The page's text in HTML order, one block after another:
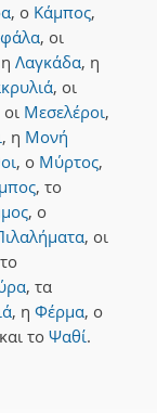
, ο Κάμπος,
, οι
η Λαγκάδα, η
, οι
οι Μεσελέροι,
, η Μονή
, ο Μύρτος,
, το
, ο
, οι
το
, τα
, η Φέρμα, ο
και το Ψαθί.